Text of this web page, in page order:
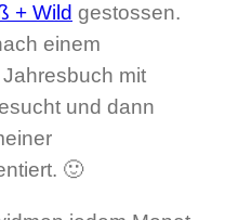
+ Wild gestossen.
einem
mit
und dann
🙂